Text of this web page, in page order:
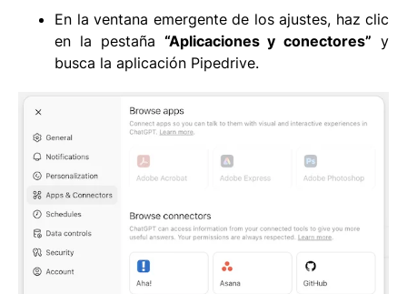
En la ventana emergente de los ajustes, haz clic
en la pestaña “Aplicaciones y conectores” y
busca la aplicación Pipedrive.